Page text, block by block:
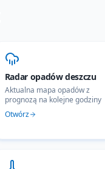
Radar opadów deszczu
Aktualna mapa opadów z
prognozą na kolejne godziny
Otwórz